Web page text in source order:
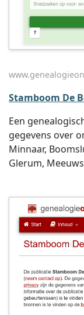
Stamboom De
Een
gegevens over
Minnaar,
Glerum,